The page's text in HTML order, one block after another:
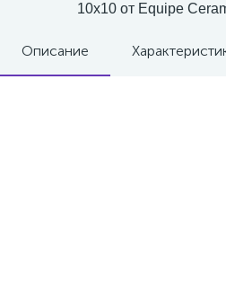
10x10 от Equipe
Описание